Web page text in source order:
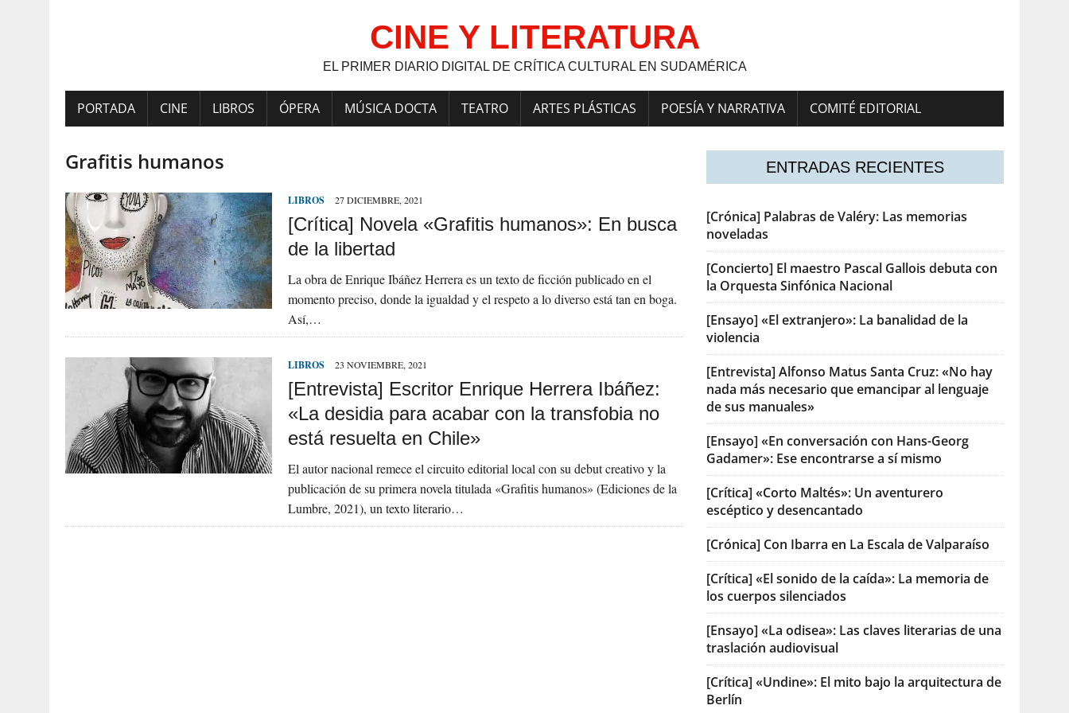
CINE Y LITERATURA
EL PRIMER DIARIO DIGITAL DE CRÍTICA CULTURAL EN SUDAMÉRICA
PORTADA CINE LIBROS ÓPERA MÚSICA DOCTA TEATRO ARTES PLÁSTICAS POESÍA Y NARRATIVA COMITÉ EDITORIAL
Grafitis humanos
LIBROS 27 DICIEMBRE, 2021
[Crítica] Novela «Grafitis humanos»: En busca
de la libertad
La obra de Enrique Ibáñez Herrera es un texto de ficción publicado en el
momento preciso, donde la igualdad y el respeto a lo diverso está tan en boga.
Así,…
LIBROS 23 NOVIEMBRE, 2021
[Entrevista] Escritor Enrique Herrera Ibáñez:
«La desidia para acabar con la transfobia no
está resuelta en Chile»
El autor nacional remece el circuito editorial local con su debut creativo y la
publicación de su primera novela titulada «Grafitis humanos» (Ediciones de la
Lumbre, 2021), un texto literario…
ENTRADAS RECIENTES
[Crónica] Palabras de Valéry: Las memorias
noveladas
[Concierto] El maestro Pascal Gallois debuta con
la Orquesta Sinfónica Nacional
[Ensayo] «El extranjero»: La banalidad de la
violencia
[Entrevista] Alfonso Matus Santa Cruz: «No hay
nada más necesario que emancipar al lenguaje
de sus manuales»
[Ensayo] «En conversación con Hans-Georg
Gadamer»: Ese encontrarse a sí mismo
[Crítica] «Corto Maltés»: Un aventurero
escéptico y desencantado
[Crónica] Con Ibarra en La Escala de Valparaíso
[Crítica] «El sonido de la caída»: La memoria de
los cuerpos silenciados
[Ensayo] «La odisea»: Las claves literarias de una
traslación audiovisual
[Crítica] «Undine»: El mito bajo la arquitectura de
Berlín